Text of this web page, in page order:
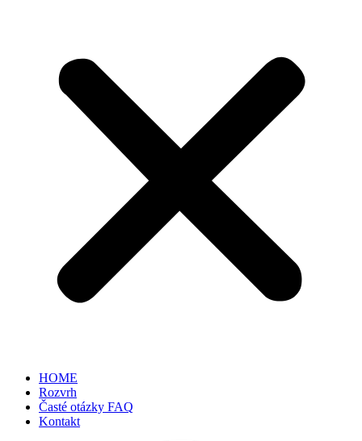
HOME
Rozvrh
Časté otázky FAQ
Kontakt